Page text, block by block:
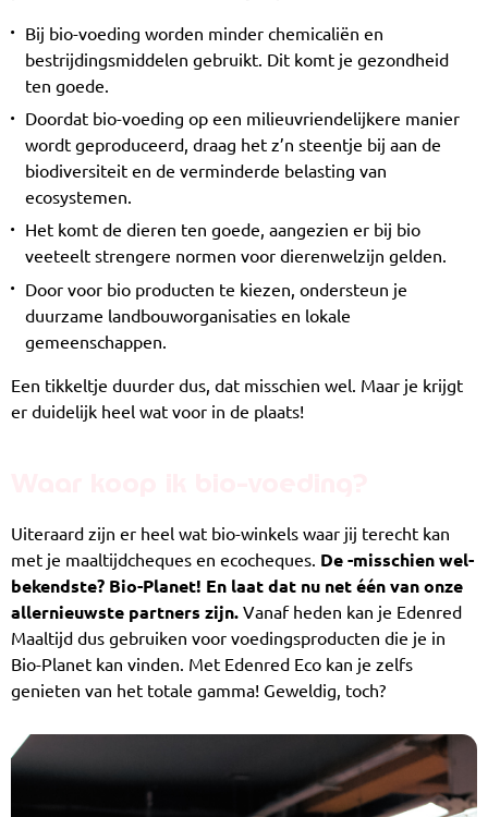
Bij bio-voeding worden minder chemicaliën en
bestrijdingsmiddelen gebruikt. Dit komt je gezondheid
ten goede.
Doordat bio-voeding op een milieuvriendelijkere manier
wordt geproduceerd, draag het z’n steentje bij aan de
biodiversiteit en de verminderde belasting van
ecosystemen.
Het komt de dieren ten goede, aangezien er bij bio
veeteelt strengere normen voor dierenwelzijn gelden.
Door voor bio producten te kiezen, ondersteun je
duurzame landbouworganisaties en lokale
gemeenschappen.
Een tikkeltje duurder dus, dat misschien wel. Maar je krijgt
er duidelijk heel wat voor in de plaats!
Uiteraard zijn er heel wat bio-winkels waar jij terecht kan
met je maaltijdcheques en ecocheques. De -misschien wel-
bekendste? Bio-Planet! En laat dat nu net één van onze
allernieuwste partners zijn. Vanaf heden kan je Edenred
Maaltijd dus gebruiken voor voedingsproducten die je in
Bio-Planet kan vinden. Met Edenred Eco kan je zelfs
genieten van het totale gamma! Geweldig, toch?